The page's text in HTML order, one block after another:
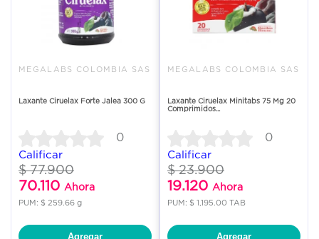
MEGALABS COLOMBIA SAS
Laxante Ciruelax Forte Jalea 300 G
0
Calificar
$ 77.900
70.110 Ahora
PUM: $ 259.66 g
Agregar
MEGALABS COLOMBIA SAS
Laxante Ciruelax Minitabs 75 Mg 20
Comprimidos...
0
Calificar
$ 23.900
19.120 Ahora
PUM: $ 1,195.00 TAB
Agregar